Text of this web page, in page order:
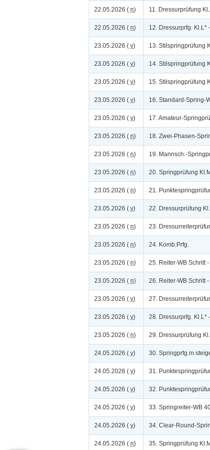
22.05.2026 ( n) 11. Dressurprüfung
22.05.2026 ( n) 12. Dressurprfg. Kl.L*
23.05.2026 ( v) 13. Stilspringprüfung
23.05.2026 ( v) 14. Stilspringprüfung
23.05.2026 ( v) 15. Stilspringprüfung
23.05.2026 ( v) 16. Standard-Spring-
23.05.2026 ( v) 17. Amateur-
23.05.2026 ( n) 18. Zwei-Phasen-
23.05.2026 ( n) 19. Mannsch.-
23.05.2026 ( n) 20. Springprüfung
23.05.2026 ( n) 21.
23.05.2026 ( v) 22. Dressurprüfung
23.05.2026 ( n) 23.
23.05.2026 ( n) 24. Komb.Prfg.
23.05.2026 ( n) 25. Reiter-WB Schritt
23.05.2026 ( n) 26. Reiter-WB Schritt
23.05.2026 ( v) 27.
23.05.2026 ( v) 28. Dressurprfg. Kl.L*
23.05.2026 ( n) 29. Dressurprüfung
24.05.2026 ( v) 30.
24.05.2026 ( v) 31.
24.05.2026 ( v) 32.
24.05.2026 ( v) 33. Springreiter-WB
24.05.2026 ( v) 34. Clear-Round-
24.05.2026 ( n) 35. Springprüfung